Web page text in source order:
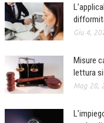
Giu 4,
Misure
lettura
Mag 28,